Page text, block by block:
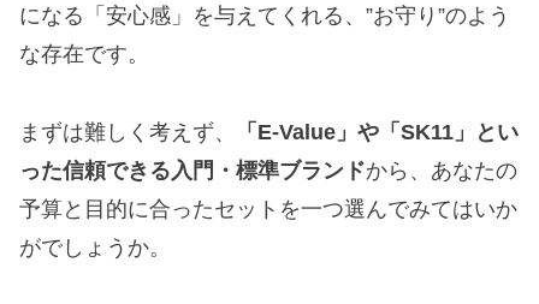
になる「安心感」を与えてくれる、”お守り”のよう
な存在です。
まずは難しく考えず、
「E-Value」や「SK11」とい
った信頼できる入門・標準ブランドから、あなたの
予算と目的に合ったセットを一つ選んでみてはいか
がでしょうか。